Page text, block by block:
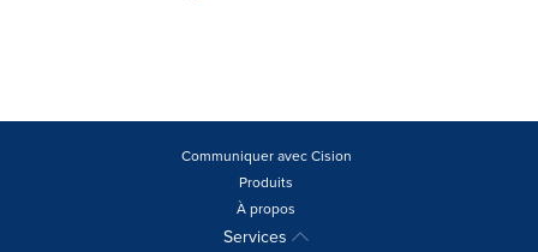
Communiquer avec Cision
Produits
À propos
Services